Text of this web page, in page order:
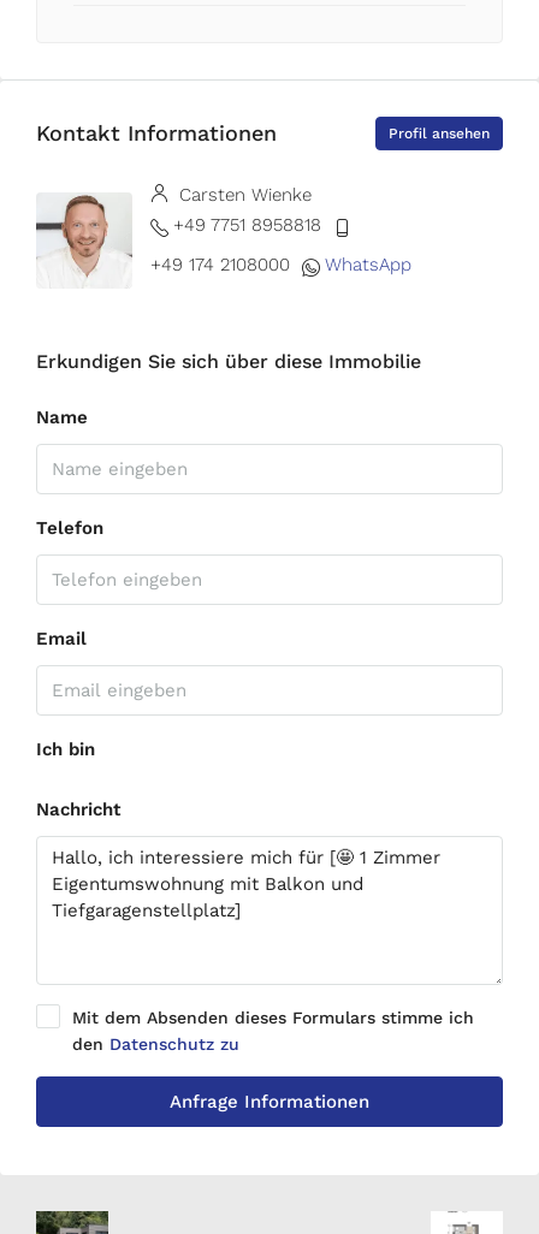
Kontakt Informationen Profil ansehen
Carsten Wienke
+49 7751 8958818
+49 174 2108000
WhatsApp
Erkundigen Sie sich über diese Immobilie
Name
Telefon
Email
Ich bin
Nachricht
Mit dem Absenden dieses Formulars stimme ich
den Datenschutz zu
Anfrage Informationen